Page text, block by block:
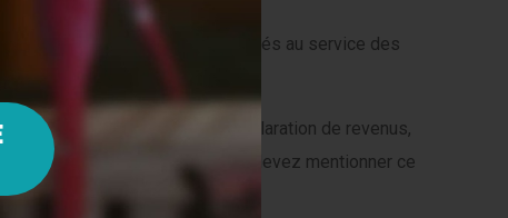
impôts à condition d’être déclarés au service des
la case 7UD lors de votre déclaration de revenus,
dons dépasse 1 000€, vous devez mentionner ce
7UF.